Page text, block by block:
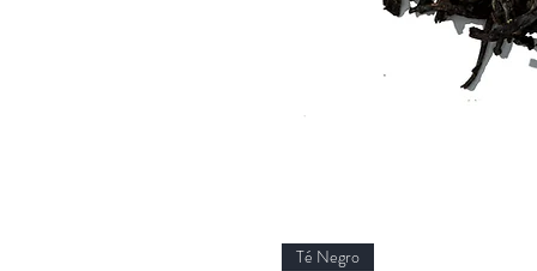
Té Negro